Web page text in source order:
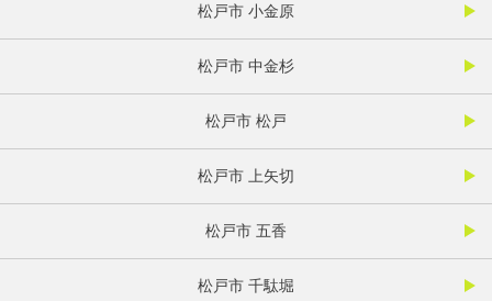
松戸市 小金原
松戸市 中金杉
松戸市 松戸
松戸市 上矢切
松戸市 五香
松戸市 千駄堀